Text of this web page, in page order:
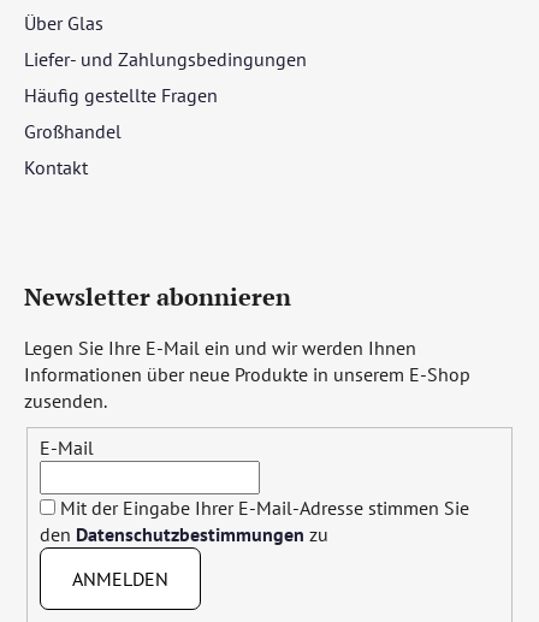
Über Glas
Liefer- und Zahlungsbedingungen
Häufig gestellte Fragen
Großhandel
Kontakt
Newsletter abonnieren
Legen Sie Ihre E-Mail ein und wir werden Ihnen
Informationen über neue Produkte in unserem E-Shop
zusenden.
E-Mail
Mit der Eingabe Ihrer E-Mail-Adresse stimmen Sie
den Datenschutzbestimmungen zu
ANMELDEN